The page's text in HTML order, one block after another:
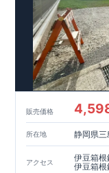
販売価格
所在地 静岡県
アクセス
伊豆箱
伊豆箱